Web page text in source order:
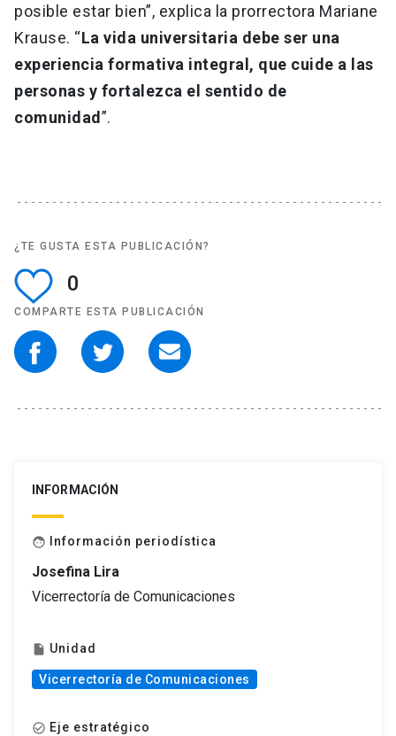
posible estar bien”, explica la prorrectora Mariane
Krause. “La vida universitaria debe ser una
experiencia formativa integral, que cuide a las
personas y fortalezca el sentido de
comunidad ”.
¿TE GUSTA ESTA PUBLICACIÓN?
0
COMPARTE ESTA PUBLICACIÓN
INFORMACIÓN
face Información periodística
Josefina Lira
Vicerrectoría de Comunicaciones
insert_drive_file Unidad
Vicerrectoría de Comunicaciones
check_circle_outline Eje estratégico